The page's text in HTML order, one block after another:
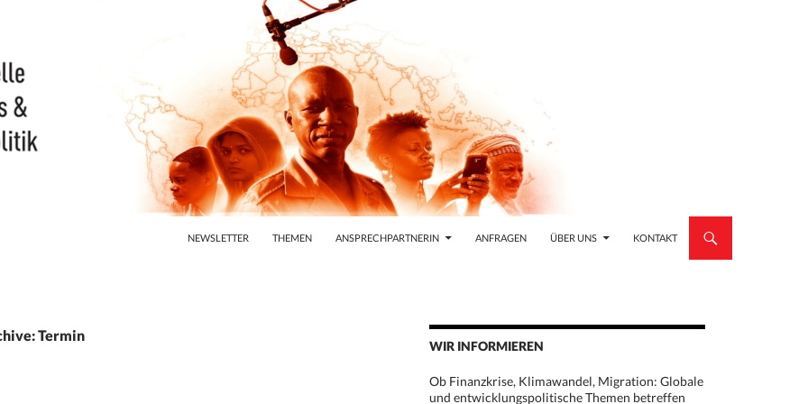
NEWSLETTER
THEMEN ANSPRECHPARTNERIN ANFRAGEN ÜBER UNS KONTAKT
Termin
WIR INFORMIEREN
Ob Finanzkrise, Klimawandel, Migration: Globale
und entwicklungspolitische Themen betreffen